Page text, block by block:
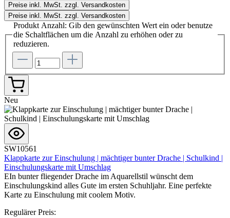
Preise inkl. MwSt. zzgl. Versandkosten
Preise inkl. MwSt. zzgl. Versandkosten
Produkt Anzahl: Gib den gewünschten Wert ein oder benutze
die Schaltflächen um die Anzahl zu erhöhen oder zu
reduzieren.
Neu
SW10561
Klappkarte zur Einschulung | mächtiger bunter Drache | Schulkind |
Einschulungskarte mit Umschlag
EIn bunter fliegender Drache im Aquarellstil wünscht dem
Einschulungskind alles Gute im ersten Schuhljahr. Eine perfekte
Karte zu Einschulung mit coolem Motiv.
Regulärer Preis: